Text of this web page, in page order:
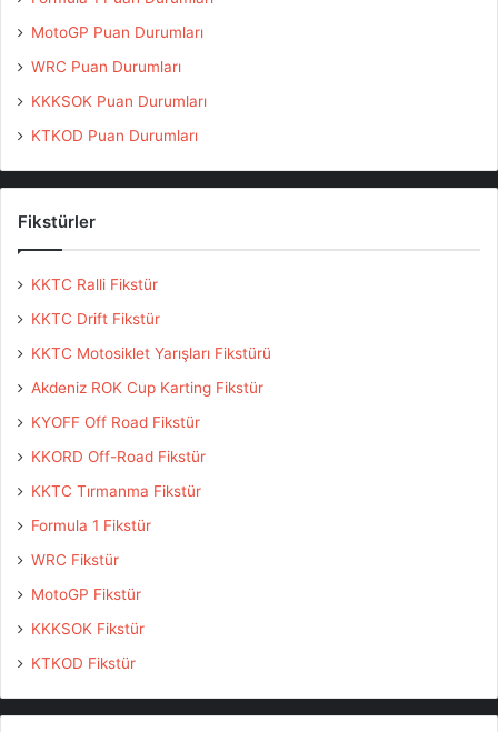
Yiğithan
Etiketler
Oğuz Özyalçın Tırmanma Yarışı
Şeker Sigorta Tırmanma Şampiyonası
MotoGP Puan Durumları
WRC Puan Durumları
KKKSOK Puan Durumları
KTKOD Puan Durumları
Fikstürler
KKTC Ralli Fikstür
KKTC Drift Fikstür
KKTC Motosiklet Yarışları Fikstürü
Akdeniz ROK Cup Karting Fikstür
KYOFF Off Road Fikstür
KKORD Off-Road Fikstür
KKTC Tırmanma Fikstür
Formula 1 Fikstür
WRC Fikstür
MotoGP Fikstür
KKKSOK Fikstür
KTKOD Fikstür